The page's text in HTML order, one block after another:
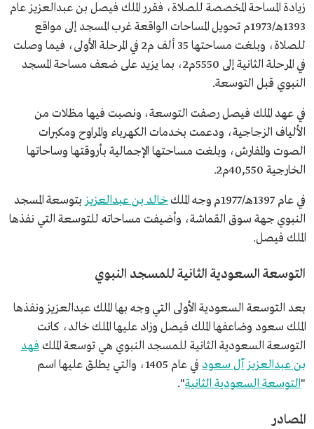
زيادة المساحة المخصصة للصلاة، فقرر الملك فيصل بن عبدالعزيز عام
1393هـ/1973م تحويل المساحات الواقعة غرب المسجد إلى مواقع
للصلاة، وبلغت مساحتها 35 ألف م2 في المرحلة الأولى، فيما وصلت
في المرحلة الثانية إلى 5550م2، بما يزيد على ضعف مساحة المسجد
النبوي قبل التوسعة.
في عهد الملك فيصل رصفت التوسعة، ونصبت فيها مظلات من
الألياف الزجاجية، ودعمت بخدمات الكهرباء والمراوح ومكبرات
الصوت والمفارش، وبلغت مساحتها الإجمالية بأروقتها وساحاتها
الخارجية 40,550م2.
في عام 1397هـ/1977م وجه الملك خالد بن عبدالعزيز بتوسعة المسجد
النبوي جهة سوق القماشة، وأضيفت مساحاته للتوسعة التي نفذها
الملك فيصل.
التوسعة السعودية الثانية للمسجد النبوي
بعد التوسعة السعودية الأولى التي وجه بها الملك عبدالعزيز ونفذها
الملك سعود وضاعفها الملك فيصل وزاد عليها الملك خالد، كانت
التوسعة السعودية الثانية للمسجد النبوي هي توسعة الملك فهد
بن عبدالعزيز آل سعود
في عام 1405، والتي يطلق عليها اسم
"التوسعة السعودية الثانية".
المصادر